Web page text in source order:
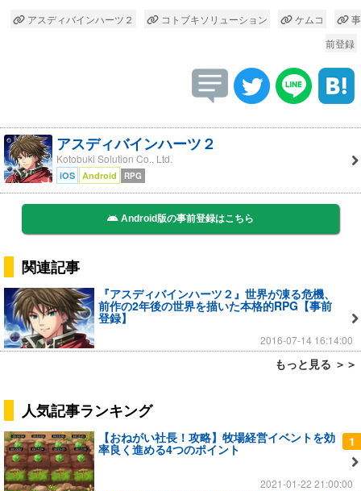
アスディバインハーツ２ コトブキソリューション ケムコ
事
前登録
アスディバインハーツ２
Kotobuki Solution Co., Ltd.
iOS Android RPG
Android版の事前登録はこちら
関連記事
『アスディバインハーツ２』世界が凍る危機、
前作の2年後の世界を描いた本格的RPG【事前
登録】
2016-07-14 16:14:00
もっと見る ＞＞
人気記事ランキング
1
【おねがい社長！攻略】牧場経営イベントを効
率良く進める4つのポイント
2021-01-22 21:00:00